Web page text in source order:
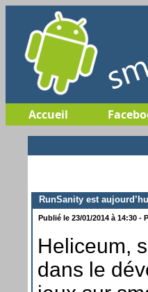
Accueil
RunSanity est
Publié le 23/01/2014 à 14:30 -
Heliceum,
dans le